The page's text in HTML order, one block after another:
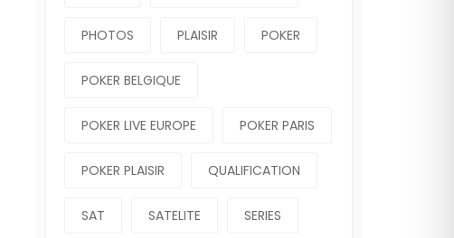
PHOTOS PLAISIR POKER
POKER BELGIQUE
POKER LIVE EUROPE POKER PARIS
POKER PLAISIR QUALIFICATION
SAT SATELITE SERIES